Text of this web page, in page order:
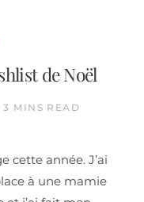
de Noël
3 MINS READ
cette année. J’ai
à une mamie